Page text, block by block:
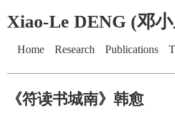
Xiao-Le DENG (邓
Home Research Publications
《符读书城南》韩愈